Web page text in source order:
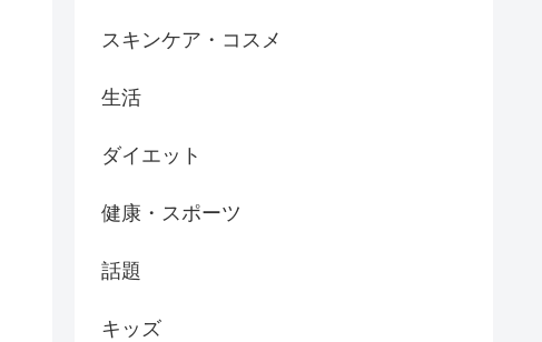
スキンケア・コスメ
生活
ダイエット
健康・スポーツ
話題
キッズ